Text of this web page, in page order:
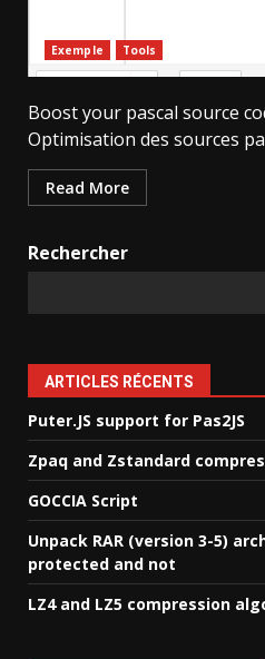
Exemple Tools
Boost your pascal source
Optimisation des sources
Read More
Rechercher
ARTICLES RÉCENTS
Puter.JS support for Pas2JS
Zpaq and Zstandard
GOCCIA Script
Unpack RAR (version 3-5)
protected and not
LZ4 and LZ5 compression